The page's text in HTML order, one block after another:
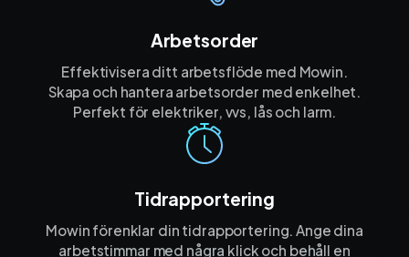
Arbetsorder
Effektivisera ditt arbetsflöde med Mowin.
Skapa och hantera arbetsorder med enkelhet.
Perfekt för elektriker, vvs, lås och larm.
Tidrapportering
Mowin förenklar din tidrapportering. Ange dina
arbetstimmar med några klick och behåll en